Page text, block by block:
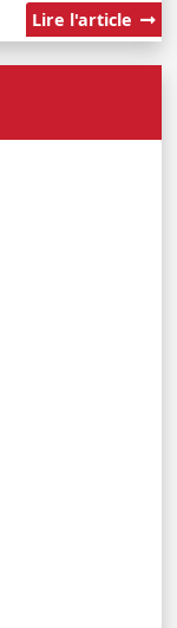
Lire l'article